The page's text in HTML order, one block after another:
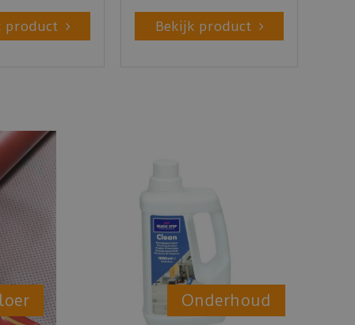
product Bekijk product
Onderhoud